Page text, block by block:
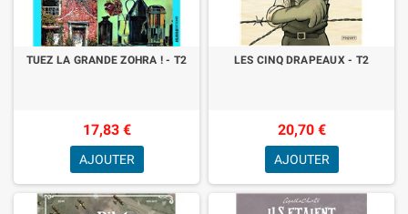
TUEZ LA GRANDE ZOHRA ! - T2
17,83 €
AJOUTER
LES CINQ DRAPEAUX - T2
20,70 €
AJOUTER